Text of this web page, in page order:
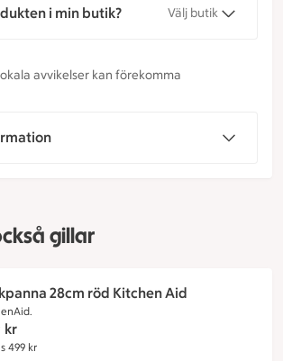
i min butik? Välj butik
avvikelser kan förekomma
gillar
följande märkningar:
28cm röd Kitchen Aid
kr
499 kr